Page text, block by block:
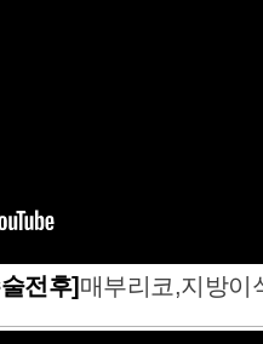
전후] 매부리코,지방이